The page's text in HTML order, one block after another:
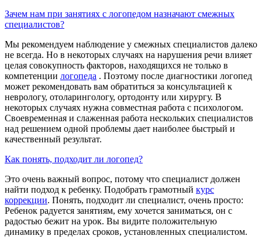
Зачем нам при занятиях с логопедом назначают смежных
специалистов?
Мы рекомендуем наблюдение у смежных специалистов далеко
не всегда. Но в некоторых случаях на нарушения речи влияет
целая совокупность факторов, находящихся не только в
компетенции логопеда . Поэтому после диагностики логопед
может рекомендовать вам обратиться за консультацией к
неврологу, отоларингологу, ортодонту или хирургу. В
некоторых случаях нужна совместная работа с психологом.
Своевременная и слаженная работа нескольких специалистов
над решением одной проблемы дает наиболее быстрый и
качественный результат.
Как понять, подходит ли логопед?
Это очень важный вопрос, потому что специалист должен
найти подход к ребенку. Подобрать грамотный курс
коррекции. Понять, подходит ли специалист, очень просто:
Ребенок радуется занятиям, ему хочется заниматься, он с
радостью бежит на урок. Вы видите положительную
динамику в пределах сроков, установленных специалистом.